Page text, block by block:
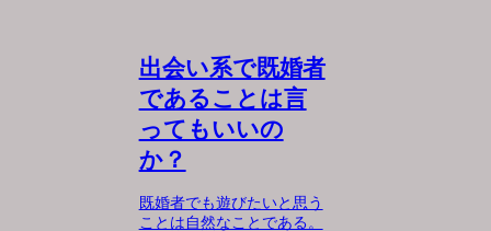
出会い系で既婚者
であることは言
ってもいいの
か？
既婚者でも遊びたいと思う
ことは自然なことである。